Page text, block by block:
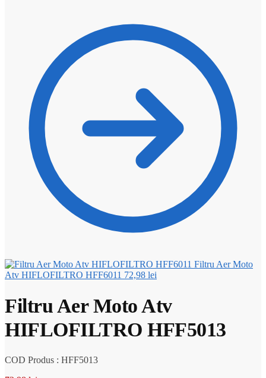
Filtru Aer Moto
Atv HIFLOFILTRO HFF6011 72,98 lei
Filtru Aer Moto Atv
HIFLOFILTRO HFF5013
COD Produs : HFF5013